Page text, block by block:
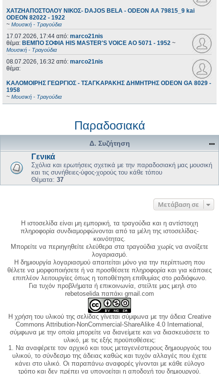
ΧΑΤΖΗΑΠΟΣΤΟΛΟΥ ΝΙΚΟΣ- DAJOS BELA - ODEON AA 79815_9 kai
ODEON 82022 - 1922
~ Μουσική - Τραγούδια
17.07.2026, 17:44 από: marco21nis
θέμα: ΒΕΜΠΟ ΣΟΦΙΑ HIS MASTER'S VOICE AO 5071 - 1952 ~
Μουσική - Τραγούδια
08.07.2026, 16:32 από: marco21nis
θέμα:
ΚΑΛΟΜΟΙΡΗΣ ΓΕΩΡΓΙΟΣ - ΤΣΑΓΚΑΡΑΚΗΣ ΔΗΜΗΤΡΗΣ ODEON GA 8029 -
1958
~ Μουσική - Τραγούδια
Παραδοσιακά
Δ. Συζήτηση
Γενικά
Σχόλια και ερωτήσεις σχετικά με την παραδοσιακή μας μουσική
και τις συνήθειες-ύφος-χορούς του κάθε τόπου
Θέματα: 37
Μετάβαση σε
Η ιστοσελίδα είναι μη εμπορική, τα τραγούδια και η αντίστοιχη
πληροφορία συνδιαμορφώνονται από τα μέλη της ιστοσελίδας-
κοινότητας.
Μπορείτε να περιηγηθείτε ελεύθερα στα τραγούδια χωρίς να ανοίξετε
λογαριασμό.
Η δημιουργία λογαριασμού απαιτείται μόνο για την περίπτωση που
θέλετε να μορφοποιήσετε ή να προσθέσετε πληροφορία και για κάποιες
επιπλέον λειτουργίες όπως η τοποθέτηση επιθυμίας στο ραδιόφωνο.
Για τυχόν προβλήματα ή επικοινωνία, στείλτε μας μεηλ στο
rebetoselida παπάκι gmail.com
Η χρήση του υλικού της σελίδας γίνεται σύμφωνα με την άδεια Creative
Commons Attribution-NonCommercial-ShareAlike 4.0 International,
σύμφωνα με την οποία μπορείτε να διανείμετε και να διασκευάσετε το
υλικό, με τις εξής προϋποθέσεις:
1. Να αναφέρετε τον αρχικό και τους μεταγενέστερους δημιουργούς του
υλικού, το σύνδεσμο της άδειας καθώς και τυχόν αλλαγές που έχετε
κάνει στο υλικό. Οι παραπάνω αναφορές γίνονται με κάθε εύλογο
τρόπο και δεν πρέπει να υπονοείται η αποδοχή του δημιουργού.